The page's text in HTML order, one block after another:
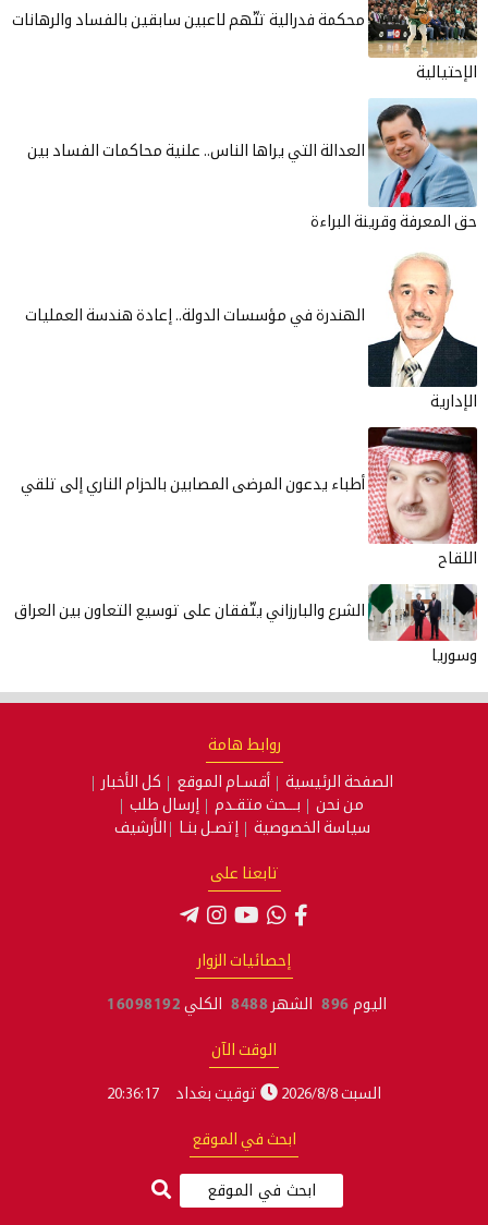
محكمة فدرالية تتّهم لاعبين سابقين بالفساد والرهانات
الإحتيالية
العدالة التي يراها الناس.. علنية محاكمات الفساد بين
حق المعرفة وقرينة البراءة
الهندرة في مؤسسات الدولة.. إعادة هندسة العمليات
الإدارية
أطباء يدعون المرضى المصابين بالحزام الناري إلى تلقي
اللقاح
الشرع والبارزاني يتّفقان على توسيع التعاون بين العراق
وسوريا
روابط هامة
الصفحة الرئيسية أقسـام الموقع
كل الأخبار
من نحن
بـــحث متقـدم
إرسال طلب
سياسة الخصوصية
إتصـل بنـا الأرشيف
تابعنا على
إحصائيات الزوار
اليوم 896 الشهر 8488 الكلي 16098192
الوقت الآن
السبت 2026/8/8 توقيت بغداد 20:36:17
ابحث في الموقع